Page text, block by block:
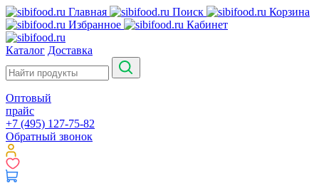
Главная Поиск
Корзина
Избранное
Кабинет
Каталог Доставка
Оптовый
прайс
+7 (495) 127-75-82
Обратный звонок